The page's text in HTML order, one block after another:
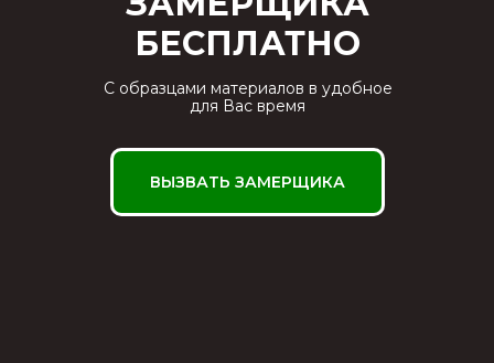
ВЫЗВАТЬ ЗАМЕРЩИКА
С образцами материалов в удобное
для Вас время
БЕСПЛАТНО